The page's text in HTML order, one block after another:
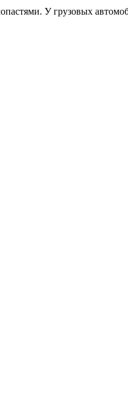
У грузовых